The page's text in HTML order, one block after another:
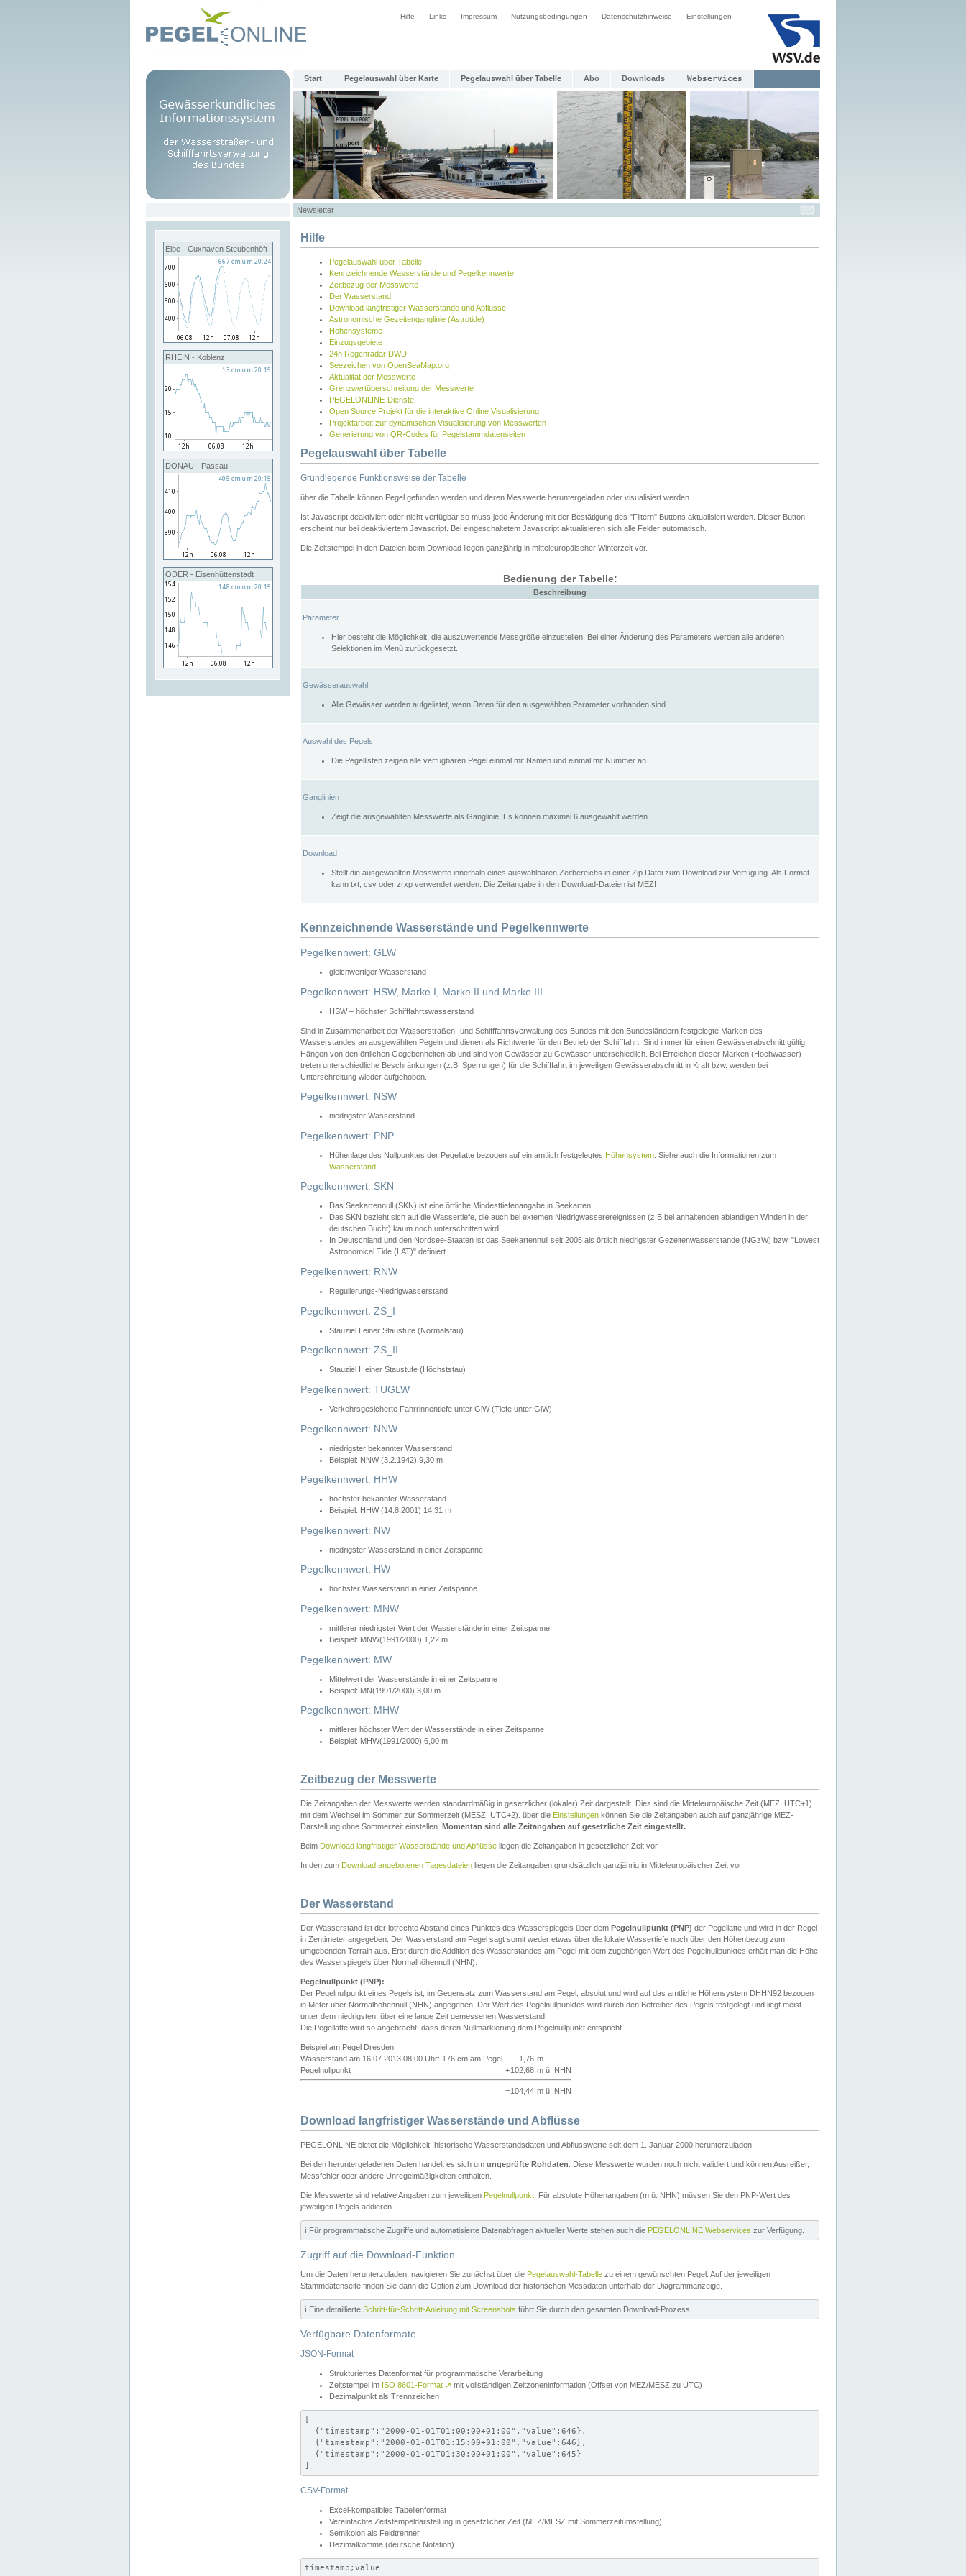
Hilfe Links Impressum Nutzungsbedingungen Datenschutzhinweise Einstellungen
Start Pegelauswahl über Karte Pegelauswahl über Tabelle Abo Downloads Webservices
Newsletter
Elbe - Cuxhaven Steubenhöft
RHEIN - Koblenz
DONAU - Passau
ODER - Eisenhüttenstadt
Hilfe
Pegelauswahl über Tabelle
Kennzeichnende Wasserstände und Pegelkennwerte
Zeitbezug der Messwerte
Der Wasserstand
Download langfristiger Wasserstände und Abflüsse
Astronomische Gezeitenganglinie (Astrotide)
Höhensysteme
Einzugsgebiete
24h Regenradar DWD
Seezeichen von OpenSeaMap.org
Aktualität der Messwerte
Grenzwertüberschreitung der Messwerte
PEGELONLINE-Dienste
Open Source Projekt für die interaktive Online Visualisierung
Projektarbeit zur dynamischen Visualisierung von Messwerten
Generierung von QR-Codes für Pegelstammdatenseiten
Pegelauswahl über Tabelle
Grundlegende Funktionsweise der Tabelle
über die Tabelle können Pegel gefunden werden und deren Messwerte heruntergeladen oder visualisiert werden.
Ist Javascript deaktiviert oder nicht verfügbar so muss jede Änderung mit der Bestätigung des "Filtern" Buttons aktualisiert werden. Dieser Button
erscheint nur bei deaktiviertem Javascript. Bei eingeschaltetem Javascript aktualisieren sich alle Felder automatisch.
Die Zeitstempel in den Dateien beim Download liegen ganzjährig in mitteleuropäischer Winterzeit vor.
Bedienung der Tabelle:
Beschreibung
Parameter
Hier besteht die Möglichkeit, die auszuwertende Messgröße einzustellen. Bei einer Änderung des Parameters werden alle anderen
Selektionen im Menü zurückgesetzt.
Gewässerauswahl
Alle Gewässer werden aufgelistet, wenn Daten für den ausgewählten Parameter vorhanden sind.
Auswahl des Pegels
Die Pegellisten zeigen alle verfügbaren Pegel einmal mit Namen und einmal mit Nummer an.
Ganglinien
Zeigt die ausgewählten Messwerte als Ganglinie. Es können maximal 6 ausgewählt werden.
Download
Stellt die ausgewählten Messwerte innerhalb eines auswählbaren Zeitbereichs in einer Zip Datei zum Download zur Verfügung. Als Format
kann txt, csv oder zrxp verwendet werden. Die Zeitangabe in den Download-Dateien ist MEZ!
Kennzeichnende Wasserstände und Pegelkennwerte
Pegelkennwert: GLW
gleichwertiger Wasserstand
Pegelkennwert: HSW, Marke I, Marke II und Marke III
HSW – höchster Schifffahrtswasserstand
Sind in Zusammenarbeit der Wasserstraßen- und Schifffahrtsverwaltung des Bundes mit den Bundesländern festgelegte Marken des
Wasserstandes an ausgewählten Pegeln und dienen als Richtwerte für den Betrieb der Schifffahrt. Sind immer für einen Gewässerabschnitt gültig.
Hängen von den örtlichen Gegebenheiten ab und sind von Gewässer zu Gewässer unterschiedlich. Bei Erreichen dieser Marken (Hochwasser)
treten unterschiedliche Beschränkungen (z.B. Sperrungen) für die Schifffahrt im jeweiligen Gewässerabschnitt in Kraft bzw. werden bei
Unterschreitung wieder aufgehoben.
Pegelkennwert: NSW
niedrigster Wasserstand
Pegelkennwert: PNP
Höhenlage des Nullpunktes der Pegellatte bezogen auf ein amtlich festgelegtes Höhensystem . Siehe auch die Informationen zum
Wasserstand
Pegelkennwert: SKN
Das Seekartennull (SKN) ist eine örtliche Mindesttiefenangabe in Seekarten.
Das SKN bezieht sich auf die Wassertiefe, die auch bei extemen Niedrigwasserereignissen (z.B bei anhaltenden ablandigen Winden in der
deutschen Bucht) kaum noch unterschritten wird.
In Deutschland und den Nordsee-Staaten ist das Seekartennull seit 2005 als örtlich niedrigster Gezeitenwasserstande (NGzW) bzw. "Lowest
Astronomical Tide (LAT)" definiert.
Pegelkennwert: RNW
Regulierungs-Niedrigwasserstand
Pegelkennwert: ZS_I
Stauziel I einer Staustufe (Normalstau)
Pegelkennwert: ZS_II
Stauziel II einer Staustufe (Höchststau)
Pegelkennwert: TUGLW
Verkehrsgesicherte Fahrrinnentiefe unter GlW (Tiefe unter GlW)
Pegelkennwert: NNW
niedrigster bekannter Wasserstand
Beispiel: NNW (3.2.1942) 9,30 m
Pegelkennwert: HHW
höchster bekannter Wasserstand
Beispiel: HHW (14.8.2001) 14,31 m
Pegelkennwert: NW
niedrigster Wasserstand in einer Zeitspanne
Pegelkennwert: HW
höchster Wasserstand in einer Zeitspanne
Pegelkennwert: MNW
mittlerer niedrigster Wert der Wasserstände in einer Zeitspanne
Beispiel: MNW(1991/2000) 1,22 m
Pegelkennwert: MW
Mittelwert der Wasserstände in einer Zeitspanne
Beispiel: MN(1991/2000) 3,00 m
Pegelkennwert: MHW
mittlerer höchster Wert der Wasserstände in einer Zeitspanne
Beispiel: MHW(1991/2000) 6,00 m
Zeitbezug der Messwerte
Die Zeitangaben der Messwerte werden standardmäßig in gesetzlicher (lokaler) Zeit dargestellt. Dies sind die Mitteleuropäische Zeit (MEZ, UTC+1)
mit dem Wechsel im Sommer zur Sommerzeit (MESZ, UTC+2). über die Einstellungen können Sie die Zeitangaben auch auf ganzjährige MEZ-
Darstellung ohne Sommerzeit einstellen. Momentan sind alle Zeitangaben auf gesetzliche Zeit eingestellt.
Beim Download langfristiger Wasserstände und Abflüsse liegen die Zeitangaben in gesetzlicher Zeit vor.
In den zum Download angebotenen Tagesdateien liegen die Zeitangaben grundsätzlich ganzjährig in Mitteleuropäischer Zeit vor.
Der Wasserstand
Der Wasserstand ist der lotrechte Abstand eines Punktes des Wasserspiegels über dem Pegelnullpunkt (PNP) der Pegellatte und wird in der Regel
in Zentimeter angegeben. Der Wasserstand am Pegel sagt somit weder etwas über die lokale Wassertiefe noch über den Höhenbezug zum
umgebenden Terrain aus. Erst durch die Addition des Wasserstandes am Pegel mit dem zugehörigen Wert des Pegelnullpunktes erhält man die Höhe
des Wasserspiegels über Normalhöhennull (NHN).
Pegelnullpunkt (PNP):
Der Pegelnullpunkt eines Pegels ist, im Gegensatz zum Wasserstand am Pegel, absolut und wird auf das amtliche Höhensystem DHHN92 bezogen
in Meter über Normalhöhennull (NHN) angegeben. Der Wert des Pegelnullpunktes wird durch den Betreiber des Pegels festgelegt und liegt meist
unter dem niedrigsten, über eine lange Zeit gemessenen Wasserstand.
Die Pegellatte wird so angebracht, dass deren Nullmarkierung dem Pegelnullpunkt entspricht.
Beispiel am Pegel Dresden:
Wasserstand am 16.07.2013 08:00 Uhr: 176 cm am Pegel
1,76 m
Pegelnullpunkt
+102,68 m ü. NHN
=104,44 m ü. NHN
Download langfristiger Wasserstände und Abflüsse
PEGELONLINE bietet die Möglichkeit, historische Wasserstandsdaten und Abflusswerte seit dem 1. Januar 2000 herunterzuladen.
Bei den heruntergeladenen Daten handelt es sich um ungeprüfte Rohdaten . Diese Messwerte wurden noch nicht validiert und können Ausreißer,
Messfehler oder andere Unregelmäßigkeiten enthalten.
Die Messwerte sind relative Angaben zum jeweiligen Pegelnullpunkt . Für absolute Höhenangaben (m ü. NHN) müssen Sie den PNP-Wert des
jeweiligen Pegels addieren.
ℹ️ Für programmatische Zugriffe und automatisierte Datenabfragen aktueller Werte stehen auch die PEGELONLINE Webservices zur Verfügung.
Zugriff auf die Download-Funktion
Um die Daten herunterzuladen, navigieren Sie zunächst über die Pegelauswahl-Tabelle zu einem gewünschten Pegel. Auf der jeweiligen
Stammdatenseite finden Sie dann die Option zum Download der historischen Messdaten unterhalb der Diagrammanzeige.
ℹ️ Eine detaillierte Schritt-für-Schritt-Anleitung mit Screenshots führt Sie durch den gesamten Download-Prozess.
Verfügbare Datenformate
JSON-Format
Strukturiertes Datenformat für programmatische Verarbeitung
Zeitstempel im ISO 8601-Format ↗ mit vollständigen Zeitzoneninformation (Offset von MEZ/MESZ zu UTC)
Dezimalpunkt als Trennzeichen
[
  {"timestamp":"2000-01-01T01:00:00+01:00","value":646},
  {"timestamp":"2000-01-01T01:15:00+01:00","value":646},
  {"timestamp":"2000-01-01T01:30:00+01:00","value":645}
]
CSV-Format
Excel-kompatibles Tabellenformat
Vereinfachte Zeitstempeldarstellung in gesetzlicher Zeit (MEZ/MESZ mit Sommerzeitumstellung)
Semikolon als Feldtrenner
Dezimalkomma (deutsche Notation)
timestamp;value